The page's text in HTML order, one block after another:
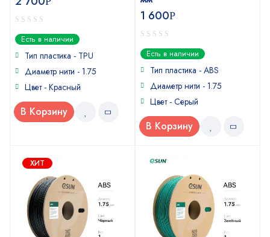
0
out
of
Есть в наличии
Тип пластика - TPU
Диаметр нити - 1.75
Цвет - Красный
В Корзину
1 600Р
0
out
of
Есть в наличии
Тип пластика - ABS
Диаметр нити - 1.75
Цвет - Серый
В Корзину
ХИТ